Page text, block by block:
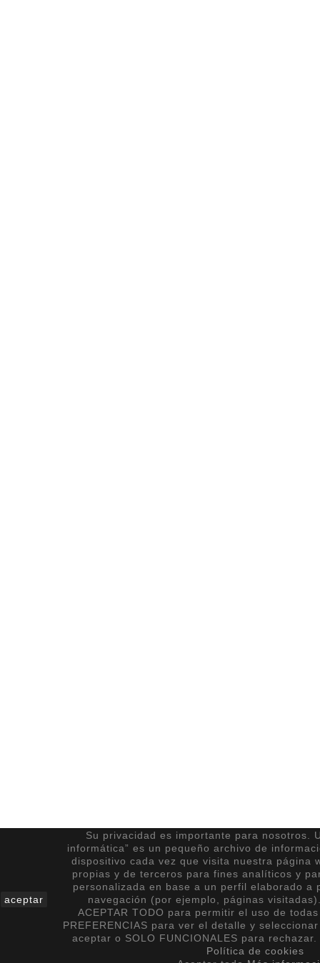
aceptar
Su privacidad es importante para nosotros.
informática” es un pequeño archivo de
dispositivo cada vez que visita nuestra página
propias y de terceros para fines analíticos y
personalizada en base a un perfil elaborado a
navegación (por ejemplo, páginas
ACEPTAR TODO para permitir el uso de
PREFERENCIAS para ver el detalle y
aceptar o SOLO FUNCIONALES para
Política de cookies